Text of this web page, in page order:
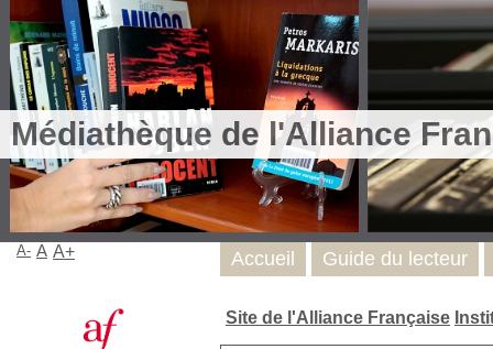
Médiathèque de l'Alliance
Site de l'Alliance Française
Accueil Guide du lecteur
A- A A+